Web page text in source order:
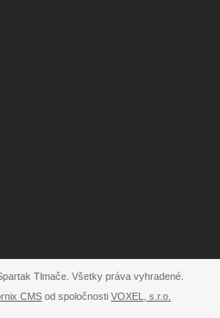
Tlmače. Všetky práva vyhradené.
CMS od spoločnosti VOXEL, s.r.o.